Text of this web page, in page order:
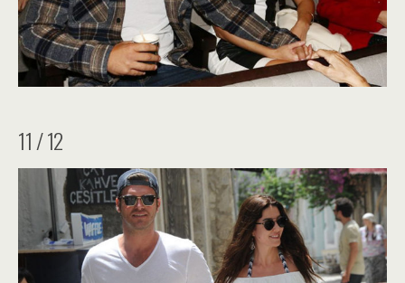
11 / 12